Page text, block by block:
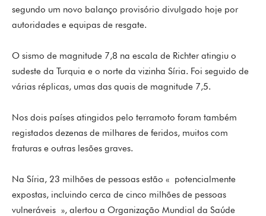
segundo um novo balanço provisório divulgado hoje por
autoridades e equipas de resgate.
O sismo de magnitude 7,8 na escala de Richter atingiu o
sudeste da Turquia e o norte da vizinha Síria. Foi seguido de
várias réplicas, umas das quais de magnitude 7,5.
Nos dois países atingidos pelo terramoto foram também
registados dezenas de milhares de feridos, muitos com
fraturas e outras lesões graves.
Na Síria, 23 milhões de pessoas estão « potencialmente
expostas, incluindo cerca de cinco milhões de pessoas
vulneráveis », alertou a Organização Mundial da Saúde